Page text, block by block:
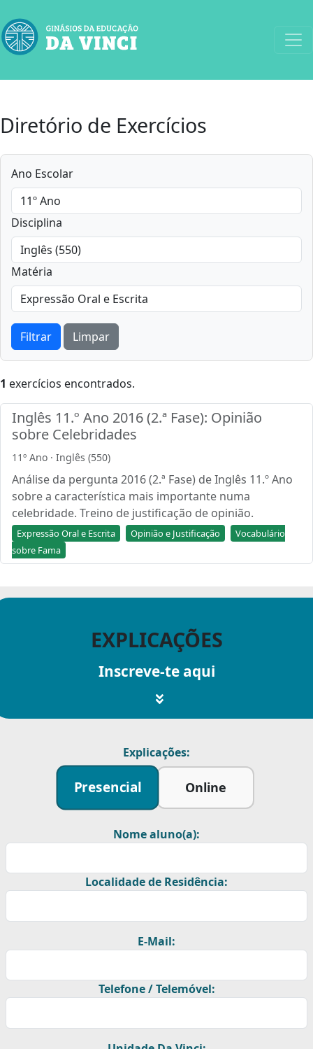
Diretório de Exercícios
Ano Escolar
Disciplina
Matéria
Filtrar Limpar
1 exercícios encontrados.
Inglês 11.º Ano 2016 (2.ª Fase): Opinião
sobre Celebridades
11º Ano · Inglês (550)
Análise da pergunta 2016 (2.ª Fase) de Inglês 11.º Ano
sobre a característica mais importante numa
celebridade. Treino de justificação de opinião.
Expressão Oral e Escrita Opinião e Justificação
Vocabulário
sobre Fama
EXPLICAÇÕES
Inscreve-te aqui
Explicações:
Presencial Online
Nome aluno(a):
Localidade de Residência:
E-Mail:
Telefone / Telemóvel: